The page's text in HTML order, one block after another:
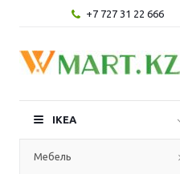
+7 727 31 22 666
IKEA
Мебель